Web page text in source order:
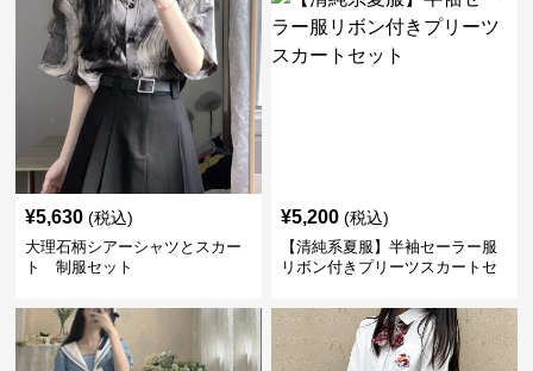
¥5,630 (税込)
大理石柄シアーシャツとスカー
ト 制服セット
¥5,200 (税込)
【清純系夏服】半袖セーラー服
リボン付きプリーツスカートセ